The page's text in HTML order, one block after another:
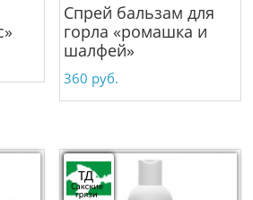
Спрей бальзам для
горла «ромашка и
шалфей»
360 руб.